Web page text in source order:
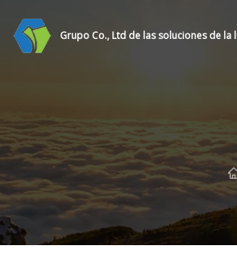
Grupo Co., Ltd de las soluciones de